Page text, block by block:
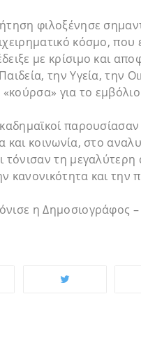
φιλοξένησε
κόσμο,
με κρίσιμο και
την Υγεία, την
για το
και κοινωνία, στο
τόνισαν τη
κανονικότητα και την
η Δημοσιογράφος